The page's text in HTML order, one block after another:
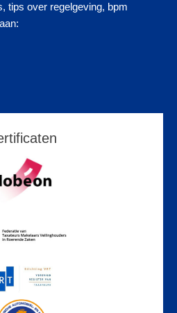
tips over regelgeving, bpm